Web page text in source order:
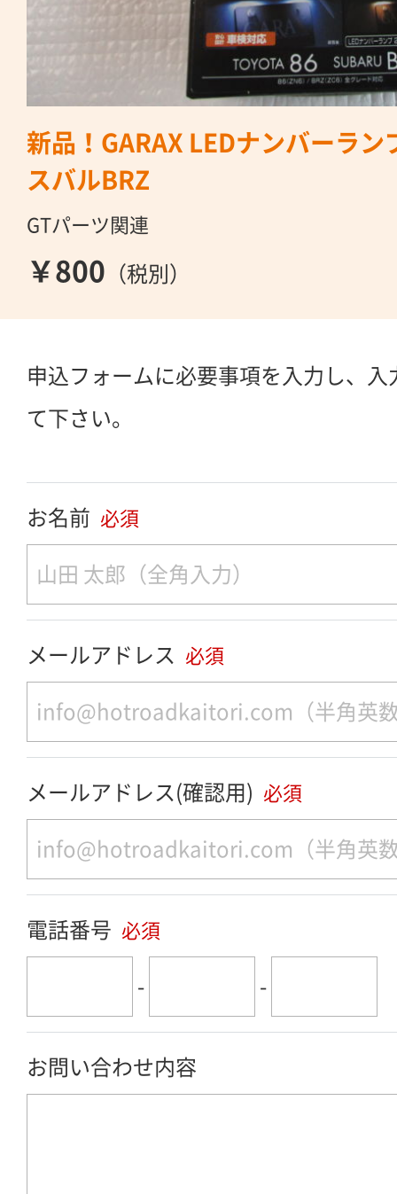
新品！GARAX LEDナンバーラ
スバルBRZ
GTパーツ関連
￥800 （税別）
申込フォームに必要事項を入力し、
て下さい。
お名前 必須
メールアドレス 必須
メールアドレス(確認用) 必須
電話番号 必須
- -
お問い合わせ内容